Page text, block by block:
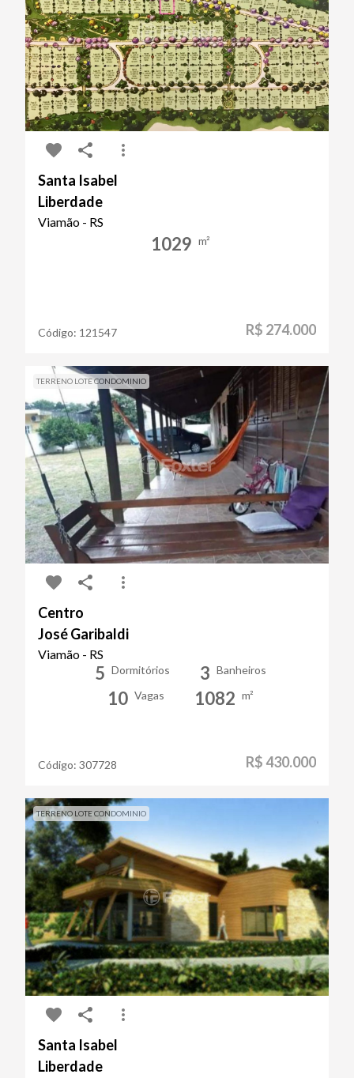
Santa Isabel
Liberdade
Viamão - RS
1029 m²
Código: 121547 R$ 274.000
TERRENO LOTE CONDOMINIO
Centro
José Garibaldi
Viamão - RS
5 Dormitórios 3 Banheiros
10 Vagas 1082 m²
Código: 307728 R$ 430.000
TERRENO LOTE CONDOMINIO
Santa Isabel
Liberdade